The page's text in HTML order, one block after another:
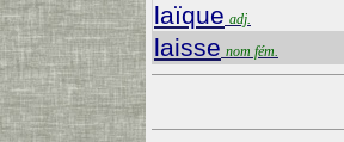
laïque adj.
laisse nom fém.